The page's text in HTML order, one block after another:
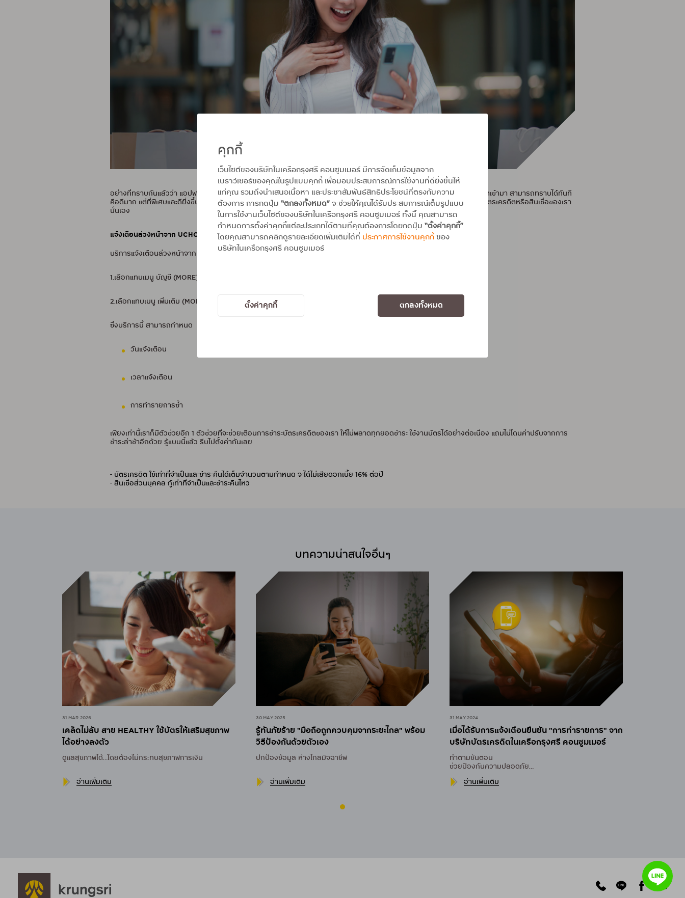
คุกกี้
เว็บไซต์ของบริษัทในเครือกรุงศรี คอนซูมเมอร์ มีการจัดเก็บข้อมูลจาก
เบราว์เซอร์ของคุณในรูปแบบคุกกี้ เพื่อมอบประสบการณ์การใช้งานที่ดียิ่งขึ้นให้
แก่คุณ รวมถึงนำเสนอเนื้อหา และประชาสัมพันธ์สิทธิประโยชน์ที่ตรงกับความ
ต้องการ การกดปุ่ม “ตกลงทั้งหมด”จะช่วยให้คุณได้รับประสบการณ์เต็มรูปแบบ
ในการใช้งานเว็บไซต์ของบริษัทในเครือกรุงศรี คอนซูมเมอร์ ทั้งนี้ คุณสามารถ
กำหนดการตั้งค่าคุกกี้แต่ละประเภทได้ตามที่คุณต้องการโดยกดปุ่ม “ตั้งค่าคุกกี้”
โดยคุณสามารถคลิกดูรายละเอียดเพิ่มเติมได้ที่ ประกาศการใช้งานคุกกี้ ของ
บริษัทในเครือกรุงศรี คอนซูมเมอร์
ตั้งค่าคุกกี้ ตกลงทั้งหมด
อย่างที่ทราบกันแล้วว่า แอปพลิเคชัน UCHOOSE นั้น มีบริการ Notification แจ้งเตือนทุกยอดใช้จ่าย เวลามีรายการตัดผ่านเครดิตเข้ามา สามารถทราบได้ทันที
คือดีมาก แต่ที่พิเศษและดียิ่งขึ้นไปอีก นั่นก็คือ บริการ “แจ้งเตือนล่วงหน้าจาก UCHOOSE” มีไว้ให้เราตั้งเพื่อแจ้งเตือนการชำระค่าบัตรเครดิตหรือสินเชื่อของเรา
นั่นเอง
แจ้งเตือนล่วงหน้าจาก UCHOOSE
บริการแจ้งเตือนล่วงหน้าจาก UCHOOSE สามารถทำได้ 2 ช่องทางคือ
1.เลือกแทบเมนู บัญชี (MORE) เลือกเมนู ดูทั้งหมด เลือก ตั้งค่า “แจ้งเตือนล่วงหน้าจาก UCHOOSE”
2.เลือกแทบเมนู เพิ่มเติม (MORE) เลือกการตั้งค่า เลือกตั้งค่าแอปพลิเคชัน การแจ้งเตือน “แจ้งเตือนล่วงหน้าจาก UCHOOSE”
ซึ่งบริการนี้ สามารถกำหนด
วันแจ้งเตือน
เวลาแจ้งเตือน
การทำรายการซ้ำ
เพียงเท่านี้เราก็มีตัวช่วยอีก 1 ตัวช่วยที่จะช่วยเตือนการชำระบัตรเครดิตของเรา ให้ไม่พลาดทุกยอดชำระ ใช้งานบัตรได้อย่างต่อเนื่อง แถมไม่โดนค่าปรับจากการ
ชำระล่าช้าอีกด้วย รู้แบบนี้แล้ว รีบไปตั้งค่ากันเลย
- บัตรเครดิต ใช้เท่าที่จำเป็นและชำระคืนได้เต็มจำนวนตามกำหนด จะได้ไม่เสียดอกเบี้ย 16% ต่อปี
- สินเชื่อส่วนบุคคล กู้เท่าที่จำเป็นและชำระคืนไหว
บทความน่าสนใจอื่นๆ
31 MAR 2026
เคล็ดไม่ลับ สาย HEALTHY ใช้บัตรให้เสริมสุขภาพ
ได้อย่างลงตัว
ดูแลสุขภาพได้…โดยต้องไม่กระทบสุขภาพการเงิน
อ่านเพิ่มเติม
30 MAY 2025
รู้ทันภัยร้าย "มือถือถูกควบคุมจากระยะไกล" พร้อม
วิธีป้องกันด้วยตัวเอง
ปกป้องข้อมูล ห่างไกลมิจฉาชีพ
อ่านเพิ่มเติม
31 MAY 2024
เมื่อได้รับการแจ้งเตือนยืนยัน "การทำรายการ" จาก
บริษัทบัตรเครดิตในเครือกรุงศรี คอนซูมเมอร์
ทำตามขั้นตอน
ช่วยป้องกันความปลอดภัย
ในการใช้บัตรเครดิต
อ่านเพิ่มเติม